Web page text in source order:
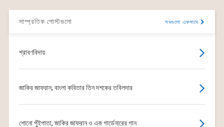
সাম্প্রতিক পোস্টগুলো সবগুলো একসাথে
শ্রাবণবিদায়
জাকির জাফরান, বাংলা কবিতার তিন দশকের তবিলদার
শোনো পুঁইপাতা, জাকির জাফরান ও এক গার্ডেনারের গান